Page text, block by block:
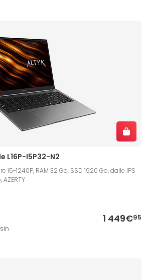
L16P-I5P32-N2
i5-1240P, RAM 32 Go, SSD 1920 Go, dalle IPS
AZERTY
1 449€95